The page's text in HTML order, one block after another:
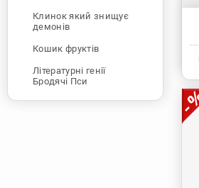
Клинок який знищує
демонів
Кошик фруктів
Літературні генії
Бродячі Пси
Людина-бензопила